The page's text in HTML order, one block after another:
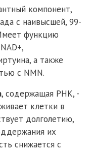
компонент,
с наивысшей, 99-
функцию
а также
с NMN.
, содержащая РНК, -
клетки в
долголетию,
их
снижается с